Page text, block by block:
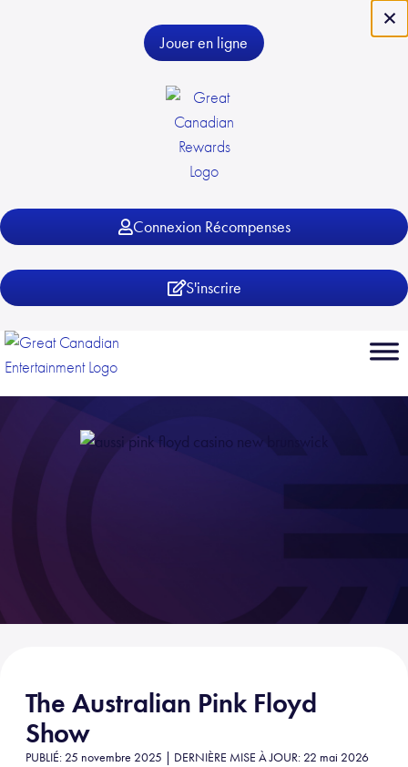
Jouer en ligne
Connexion Récompenses
S'inscrire
The Australian Pink Floyd
Show
PUBLIÉ: 25 novembre 2025 | DERNIÈRE MISE À JOUR: 22 mai 2026
×